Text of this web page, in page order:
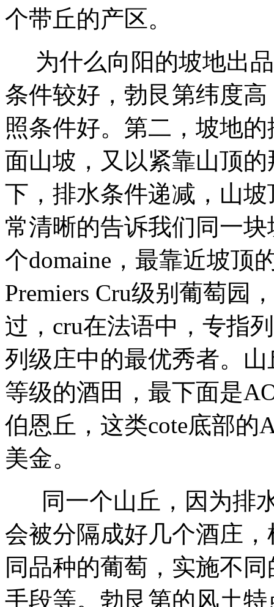
个带丘的产区。
为什么向阳的坡地出
条件较好，勃艮第纬度
照条件好。第二，坡地
面山坡，又以紧靠山顶
下，排水条件递减，山
常清晰的告诉我们同一
个domaine，最靠近坡顶
Premiers Cru级别葡萄园
过，cru在法语中，专指
列级庄中的最优秀者。
等级的酒田，最下面是
伯恩丘，这类cote底部的
美金。
同一个山丘，因为排
会被分隔成好几个酒庄
同品种的葡萄，实施不
手段等。 勃艮第的风土